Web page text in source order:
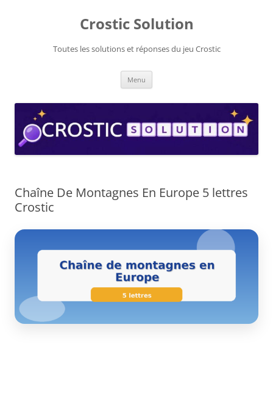
Crostic Solution
Toutes les solutions et réponses du jeu Crostic
Menu
Chaîne De Montagnes En Europe 5 lettres
Crostic